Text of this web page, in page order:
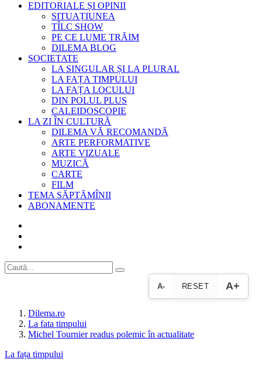
EDITORIALE ȘI OPINII
SITUAȚIUNEA
TÎLC SHOW
PE CE LUME TRĂIM
DILEMA BLOG
SOCIETATE
LA SINGULAR ȘI LA PLURAL
LA FAȚA TIMPULUI
LA FAȚA LOCULUI
DIN POLUL PLUS
CALEIDOSCOPIE
LA ZI ÎN CULTURĂ
DILEMA VĂ RECOMANDĂ
ARTE PERFORMATIVE
ARTE VIZUALE
MUZICĂ
CARTE
FILM
TEMA SĂPTĂMÎNII
ABONAMENTE
A- RESET A+
Dilema.ro
La fata timpului
Michel Tournier readus polemic în actualitate
La fața timpului